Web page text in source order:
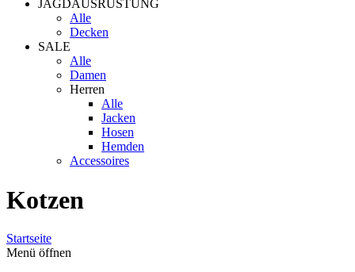
JAGDAUSRÜSTUNG
Alle
Decken
SALE
Alle
Damen
Herren
Alle
Jacken
Hosen
Hemden
Accessoires
Kotzen
Startseite
Menü öffnen